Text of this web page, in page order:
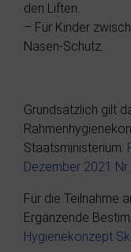
den Liften.
– Für Kinder
Nasen-Schutz.
Grundsätzlich gilt
Staatsministerium:
Dezember 2021
Für die Teilnahme
Ergänzende
Hygienekonzept